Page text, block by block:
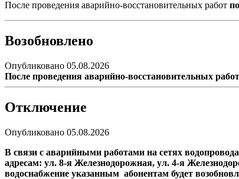
После проведения аварийно-восстановительных работ
Возобновлено
Опубликовано 05.08.2026
После проведения аварийно-восстановительных
Отключение
Опубликовано 05.08.2026
В связи с аварийными работами на сетях
адресам: ул. 8-я Железнодорожная, ул. 4-я
водоснабжение указанным абонентам будет